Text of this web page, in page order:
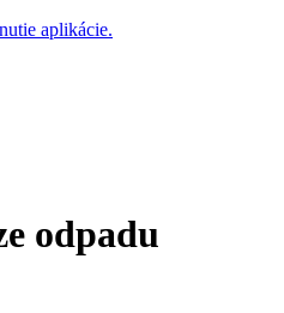
aplikácie.
odpadu